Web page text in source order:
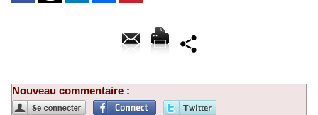
Nouveau commentaire :